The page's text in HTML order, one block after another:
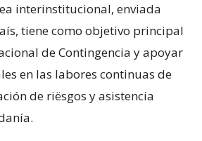
interinstitucional, enviada
tiene como objetivo principal
de Contingencia y apoyar
en las labores continuas de
de riësgos y asistencia